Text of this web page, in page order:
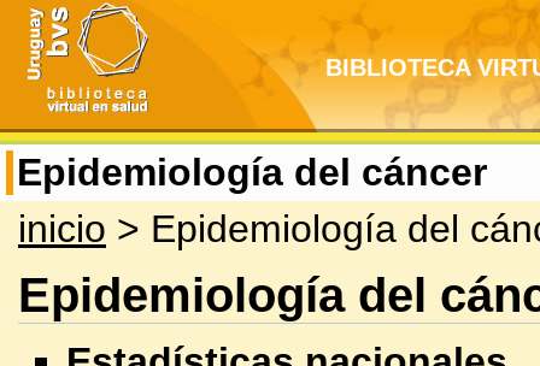
BIBLIOTECA
Epidemiología del cáncer
inicio > Epidemiología del
Epidemiología del